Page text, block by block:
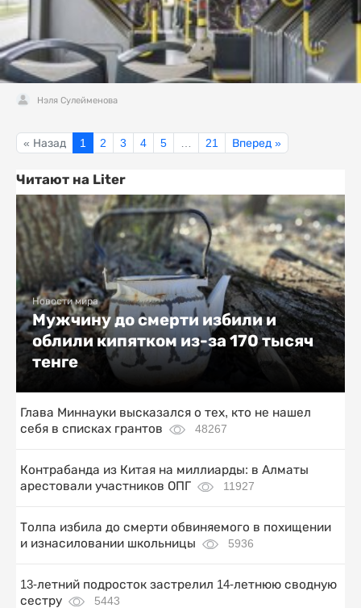
Нэля Сулейменова
« Назад 1 2 3 4 5 21 Вперед »
Читают на Liter
Новости мира
Мужчину до смерти избили и
облили кипятком из-за 170 тысяч
тенге
Глава Миннауки высказался о тех, кто не нашел
себя в списках грантов
48267
Контрабанда из Китая на миллиарды: в Алматы
арестовали участников ОПГ
11927
Толпа избила до смерти обвиняемого в похищении
и изнасиловании школьницы
5936
13-летний подросток застрелил 14-летнюю сводную
сестру
5443